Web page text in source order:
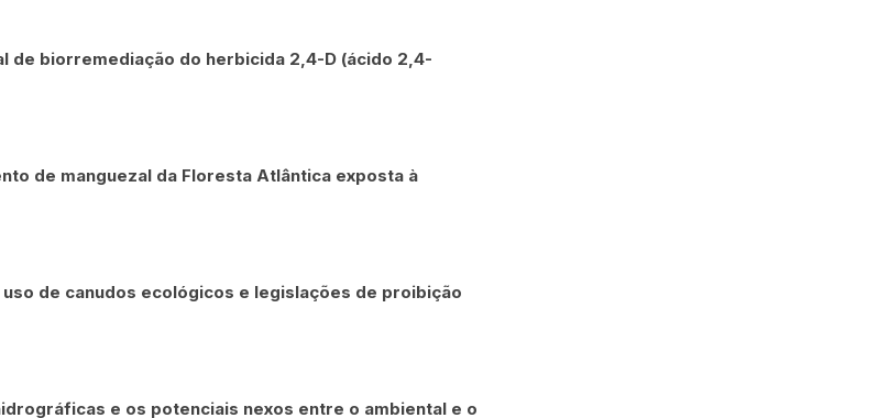
de biorremediação do herbicida 2,4-D (ácido 2,4-
de manguezal da Floresta Atlântica exposta à
de canudos ecológicos e legislações de proibição
e os potenciais nexos entre o ambiental e o